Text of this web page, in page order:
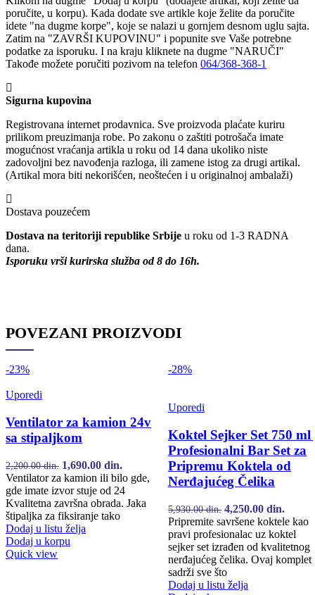
poručite, u korpu). Kada dodate sve artikle koje želite da poručite
idete "na dugme korpe", koje se nalazi u gornjem desnom uglu sajta.
Zatim na "ZAVRŠI KUPOVINU" i popunite sve Vaše potrebne
podatke za isporuku. I na kraju kliknete na dugme "NARUČI"
Takođe možete poručiti pozivom na telefon 064/368-368-1
Sigurna kupovina
Registrovana internet prodavnica. Sve proizvoda plaćate kuriru
prilikom preuzimanja robe. Po zakonu o zaštiti potrošača imate
mogućnost vraćanja artikla u roku od 14 dana ukoliko niste
zadovoljni bez navođenja razloga, ili zamene istog za drugi artikal.
(Artikal mora biti nekorišćen, neoštećen i u originalnoj ambalaži)
Dostava pouzećem
Dostava na teritoriji republike Srbije u roku od 1-3 RADNA
dana.
Isporuku vrši kurirska služba od 8 do 16h.
POVEZANI PROIZVODI
-23%
Uporedi
Ventilator za kamion 24v
sa stipaljkom
2,200.00din. Originalna cena je bila: 2,200.00 din..
1,690.00 din. Trenutna cena je: 1,690.00 din..
Ventilator za kamion ili bilo gde,
gde imate izvor stuje od 24
Kvalitetna završna obrada. Jaka
štipaljka za fiksiranje tako
Dodaj u listu želja
Dodaj u korpu
Quick view
-28%
Uporedi
Koktel Sejker Set 750 ml
Profesionalni Bar Set za
Pripremu Koktela od
Nerđajućeg Čelika
5,930.00din. Originalna cena je
bila: 5,930.00 din..
4,250.00 din.
cena
Pripremite savršene koktele kao
pravi profesionalac uz koktel
sejker set izrađen od kvalitetnog
nerđajućeg čelika. Ovaj komplet
sadrži sve što
Dodaj u listu želja